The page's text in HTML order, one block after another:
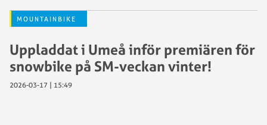
MOUNTAINBIKE
Uppladdat i Umeå inför premiären för
snowbike på SM-veckan vinter!
2026-03-17 | 15:49